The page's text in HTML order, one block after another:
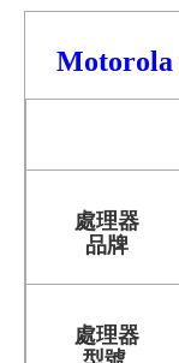
Motorola
處理器
品牌
處理器